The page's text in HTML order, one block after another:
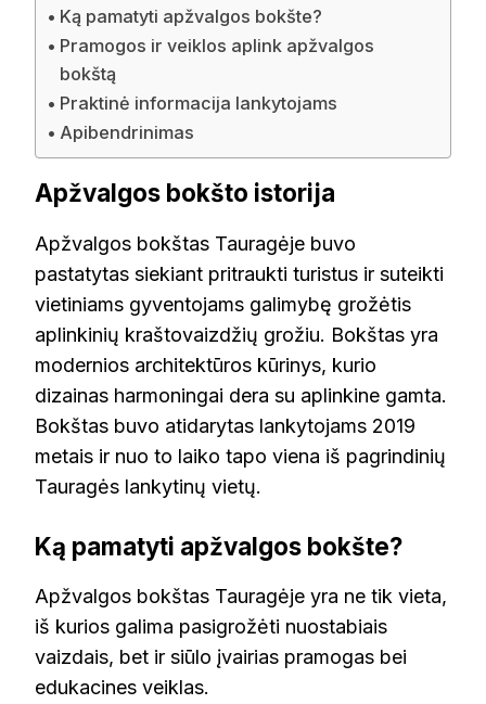
Ką pamatyti apžvalgos bokšte?
Pramogos ir veiklos aplink apžvalgos
bokštą
Praktinė informacija lankytojams
Apibendrinimas
Apžvalgos bokšto istorija
Apžvalgos bokštas Tauragėje buvo
pastatytas siekiant pritraukti turistus ir suteikti
vietiniams gyventojams galimybę grožėtis
aplinkinių kraštovaizdžių grožiu. Bokštas yra
modernios architektūros kūrinys, kurio
dizainas harmoningai dera su aplinkine gamta.
Bokštas buvo atidarytas lankytojams 2019
metais ir nuo to laiko tapo viena iš pagrindinių
Tauragės lankytinų vietų.
Ką pamatyti apžvalgos bokšte?
Apžvalgos bokštas Tauragėje yra ne tik vieta,
iš kurios galima pasigrožėti nuostabiais
vaizdais, bet ir siūlo įvairias pramogas bei
edukacines veiklas.